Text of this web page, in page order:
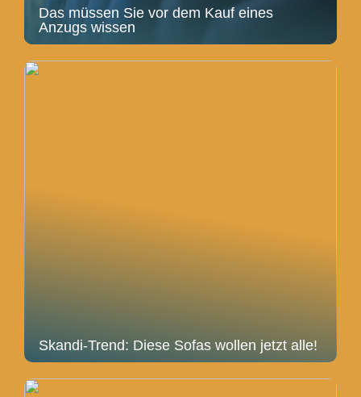
Das müssen Sie vor dem Kauf eines
Anzugs wissen
Skandi-Trend: Diese Sofas wollen jetzt alle!